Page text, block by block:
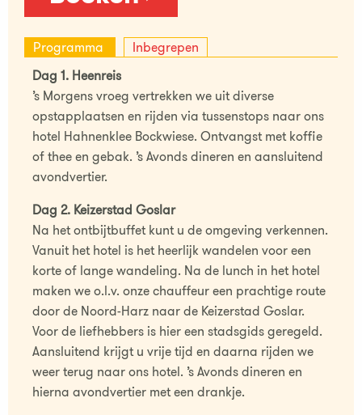
Programma
Inbegrepen
Dag 1. Heenreis
’s Morgens vroeg vertrekken we uit diverse
opstapplaatsen en rijden via tussenstops naar ons
hotel Hahnenklee Bockwiese. Ontvangst met koffie
of thee en gebak. ’s Avonds dineren en aansluitend
avondvertier.
Dag 2. Keizerstad Goslar
Na het ontbijtbuffet kunt u de omgeving verkennen.
Vanuit het hotel is het heerlijk wandelen voor een
korte of lange wandeling. Na de lunch in het hotel
maken we o.l.v. onze chauffeur een prachtige route
door de Noord-Harz naar de Keizerstad Goslar.
Voor de liefhebbers is hier een stadsgids geregeld.
Aansluitend krijgt u vrije tijd en daarna rijden we
weer terug naar ons hotel. ’s Avonds dineren en
hierna avondvertier met een drankje.